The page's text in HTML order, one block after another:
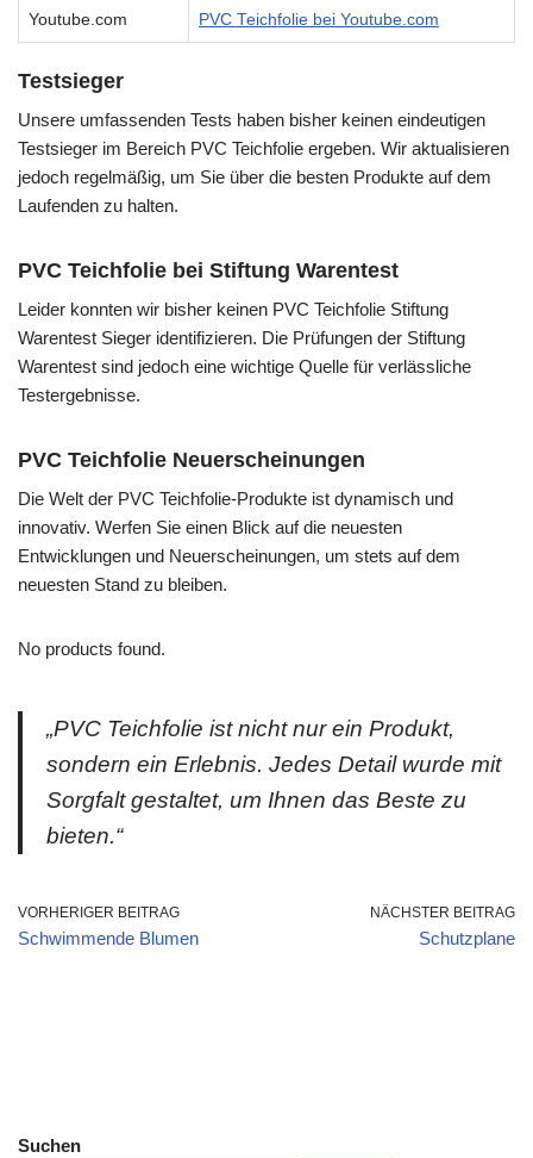
Youtube.com PVC Teichfolie bei Youtube.com
Testsieger
Unsere umfassenden Tests haben bisher keinen eindeutigen
Testsieger im Bereich PVC Teichfolie ergeben. Wir aktualisieren
jedoch regelmäßig, um Sie über die besten Produkte auf dem
Laufenden zu halten.
PVC Teichfolie bei Stiftung Warentest
Leider konnten wir bisher keinen PVC Teichfolie Stiftung
Warentest Sieger identifizieren. Die Prüfungen der Stiftung
Warentest sind jedoch eine wichtige Quelle für verlässliche
Testergebnisse.
PVC Teichfolie Neuerscheinungen
Die Welt der PVC Teichfolie-Produkte ist dynamisch und
innovativ. Werfen Sie einen Blick auf die neuesten
Entwicklungen und Neuerscheinungen, um stets auf dem
neuesten Stand zu bleiben.
No products found.
„PVC Teichfolie ist nicht nur ein Produkt,
sondern ein Erlebnis. Jedes Detail wurde mit
Sorgfalt gestaltet, um Ihnen das Beste zu
bieten.“
VORHERIGER BEITRAG
Schwimmende Blumen
NÄCHSTER BEITRAG
Schutzplane
Suchen